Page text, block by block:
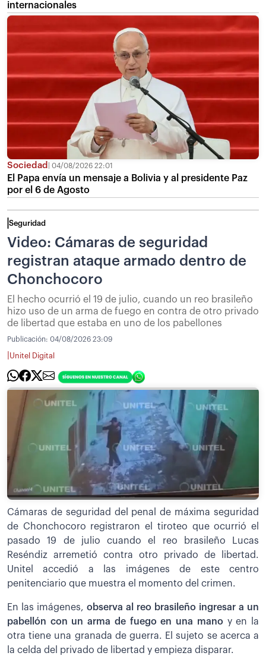
internacionales
Sociedad 04/08/2026 22:01
El Papa envía un mensaje a Bolivia y al presidente Paz
por el 6 de Agosto
Seguridad
Video: Cámaras de seguridad
registran ataque armado dentro de
Chonchocoro
El hecho ocurrió el 19 de julio, cuando un reo brasileño
hizo uso de un arma de fuego en contra de otro privado
de libertad que estaba en uno de los pabellones
Publicación: 04/08/2026 23:09
Unitel Digital
Cámaras de seguridad del penal de máxima seguridad
de Chonchocoro registraron el tiroteo que ocurrió el
pasado 19 de julio cuando el reo brasileño Lucas
Reséndiz arremetió contra otro privado de libertad.
Unitel accedió a las imágenes de este centro
penitenciario que muestra el momento del crimen.
En las imágenes, observa al reo brasileño ingresar a un
pabellón con un arma de fuego en una mano y en la
otra tiene una granada de guerra. El sujeto se acerca a
la celda del privado de libertad y empieza disparar.